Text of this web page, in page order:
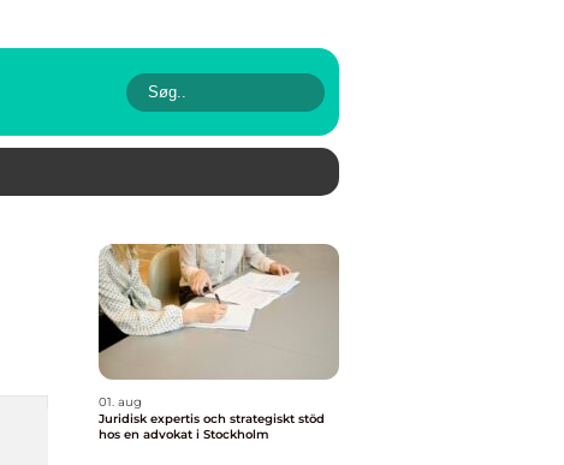
01. aug
Juridisk expertis och strategiskt stöd
hos en advokat i Stockholm